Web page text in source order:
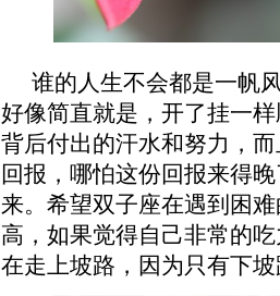
谁的人生不会都是一帆
好像简直就是，开了挂一
背后付出的汗水和努力，
回报，哪怕这份回报来得
来。希望双子座在遇到困
高，如果觉得自己非常的
在走上坡路，因为只有下